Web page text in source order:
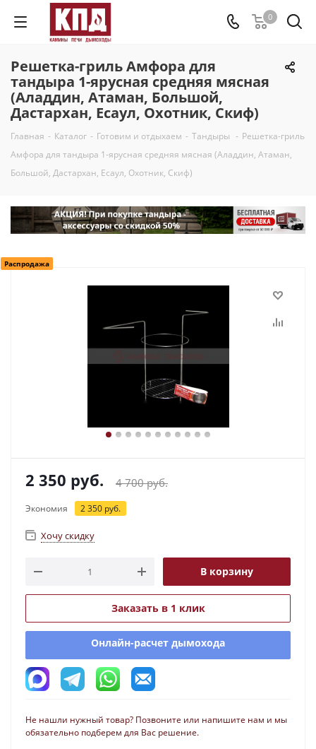
0
Решетка-гриль Амфора для
тандыра 1-ярусная средняя мясная
(Аладдин, Атаман, Большой,
Дастархан, Есаул, Охотник, Скиф)
Главная - Каталог - Готовим и отдыхаем - Тандыры - Решетка-гриль
Амфора для тандыра 1-ярусная средняя мясная (Аладдин, Атаман,
Большой, Дастархан, Есаул, Охотник, Скиф)
Распродажа
2 350 руб. 4 700руб.
Экономия 2 350 руб.
Хочу скидку
В корзину
Заказать в 1 клик
Онлайн-расчет дымохода
Не нашли нужный товар? Позвоните или напишите нам и мы
обязательно подберем для Вас решение.